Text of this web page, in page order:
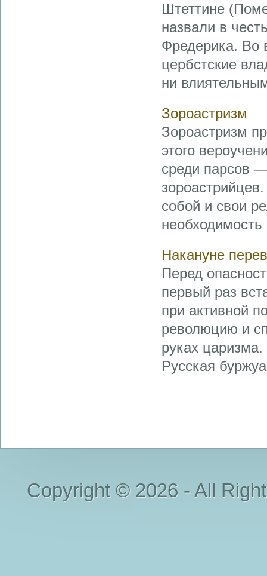
Штеттине
назвали в
Фредерика. Во
цербстские
ни
Зороастризм
Зороастризм
этого
среди парсов
собой и свои
Накануне
Перед
первый раз
при активной
революцию и
руках
Русская
Copyright © 2026 - All